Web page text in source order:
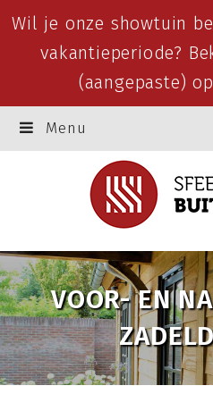
Wil je onze showtuin
vakantieperiode?
(aangepaste)
Menu
VOOR- EN